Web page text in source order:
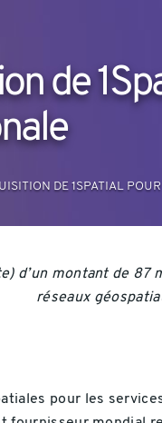
de
DE 1SPATIAL
d’un montant de
réseaux
pour les